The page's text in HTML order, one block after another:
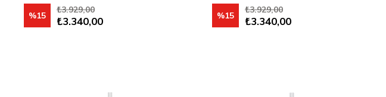
₺3.340,00
₺3.929,00
%15 ₺3.340,00
₺3.929,00
%15